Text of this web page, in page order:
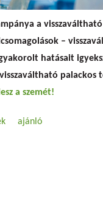
a
–
hatásait
a szemét!
ajánló